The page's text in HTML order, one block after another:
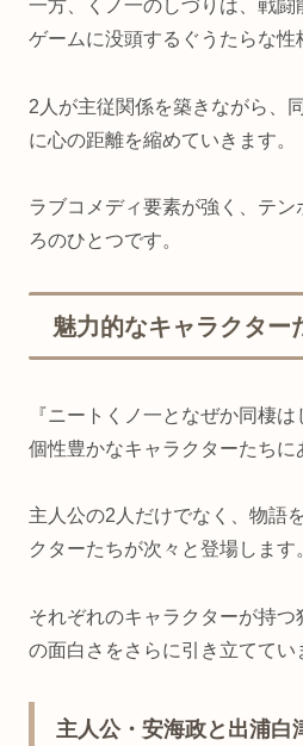
一方、くノ一のしづりは、戦
ゲームに没頭するぐうたらな性
2人が主従関係を築きながら、
に心の距離を縮めていきます。
ラブコメディ要素が強く、テン
ろのひとつです。
魅力的なキャラクター
『ニートくノ一となぜか同棲は
個性豊かなキャラクターたちに
主人公の2人だけでなく、物語
クターたちが次々と登場します
それぞれのキャラクターが持
の面白さをさらに引き立ててい
主人公・安海政と出浦白